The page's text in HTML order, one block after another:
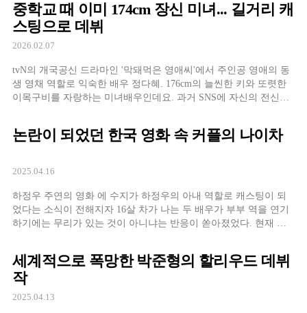
태어난 딸을 따뜻한 손길로 어루
중학교 때 이미 174cm 장신 미녀... 길거리 캐
스팅으로 데뷔
2026.02.07
tvN의 개국공신 드라마인 '막돼먹은 영애씨'에서 주인공 영애의 동
생 영채 역할로 익숙한 배우 정다혜. 176cm의 늘씬한 키와 또렷한
이목구비를 자랑하는 미녀배우인데요. 과거 SNS에 자신의 전신사
을 자아낸 바 있습니다. 중학교
논란이 되었던 한국 영화 속 커플의 나이차
2025.04.16
하정우 주연의 영화 에 수지가 하정우의 아내 역할로 캐스팅이 되
었다는 소식이 전해지자 16살 차가 나는 두 배우가 부부 역을 연기
하기에는 무리가 있는 것이 아니냐는 반응이 쏟아졌었다. 현재 상
우 모두 1979년생으로 12살씩 차이가 난다. 드라마의 경우 한편 드
라마의 경우, 현재 시청률 고공행진 중인 나 상반기 큰 화제를 모았
던 처럼 연상연하 커플을 컨셉으로 내세운 작품이 아니더라도 남자
세계적으로 폭망한 박준형의 할리우드 데뷔
작
2025.04.13